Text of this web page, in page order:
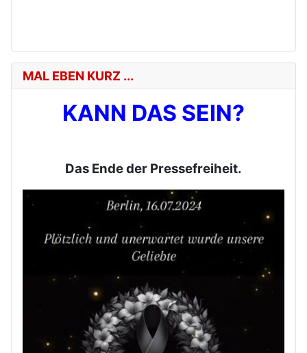
MAL EBEN KURZ ...
KANN DAS SEIN?
Das Ende der Pressefreiheit.